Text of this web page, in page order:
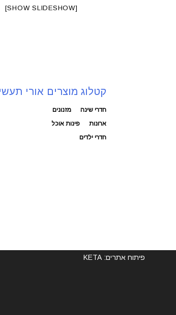
[SHOW SLIDESHOW]
קטלוג מוצרים אורי
חדרי שינה
מזנונים
ארונות
פינות אוכל
חדרי ילדים
פיתוח אתרים: KETA